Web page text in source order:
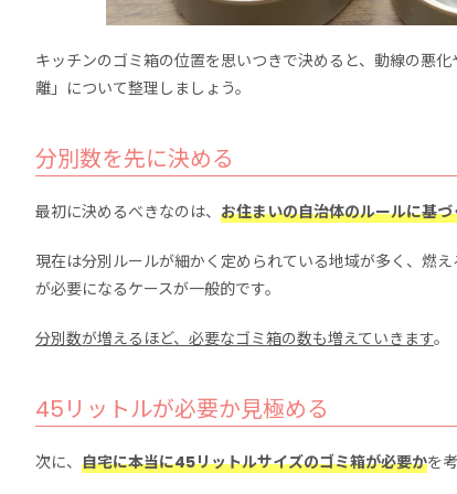
キッチンのゴミ箱の位置を思いつきで決めると、動線の悪
離」について整理しましょう。
分別数を先に決める
最初に決めるべきなのは、 お住まいの自治体のルールに基
現在は分別ルールが細かく定められている地域が多く、燃
が必要になるケースが一般的です。
分別数が増えるほど、必要なゴミ箱の数も増えていきます。
45リットルが必要か見極める
次に、 自宅に本当に45リットルサイズのゴミ箱が必要かを